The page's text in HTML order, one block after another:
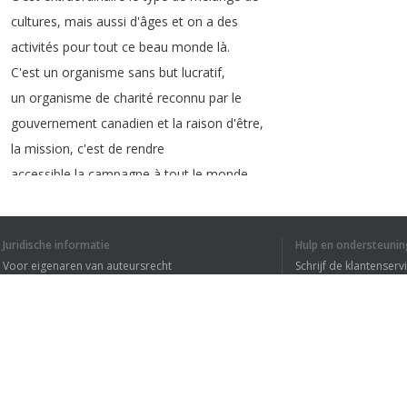
cultures, mais aussi d'âges et on a des
activités pour tout ce beau monde là.
C'est un organisme sans but lucratif,
un organisme de charité reconnu par le
gouvernement canadien et la raison d'être,
la mission, c'est de rendre
accessible la campagne à tout le monde
pause de temps
possible de l'avoir quand même cette
Juridische informatie
Voor eigenaren van auteursrecht
Hulp en
Schrijf de